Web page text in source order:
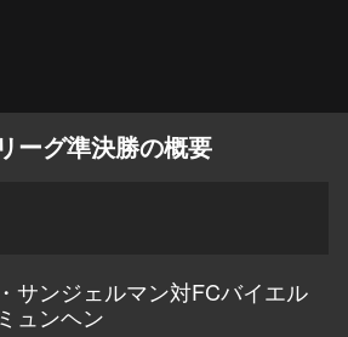
ーグ準決勝の概要
サンジェルマン対FCバイエル
ュンヘン